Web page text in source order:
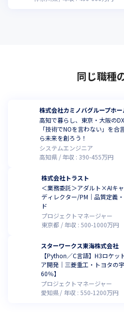
同じ職種
株式会社カミノバグループホ
高知で暮らし、東京・大阪の
「技術でNOを言わない」を
ら未来を創ろう！
システムエンジニア
高知県
年収 : 390-455万円
株式会社トラスト
＜業務委託＞アダルト×AIキ
ディレクター/PM｜品質定義
ド
プロジェクトマネージャー
東京都
年収 :500-1000万円
スターワークス東海株式会社
【Python／C言語】H3ロケ
ア開発｜三菱重工・トヨタの
60％】
プロジェクトマネージャー
愛知県
年収 : 550-1200万円